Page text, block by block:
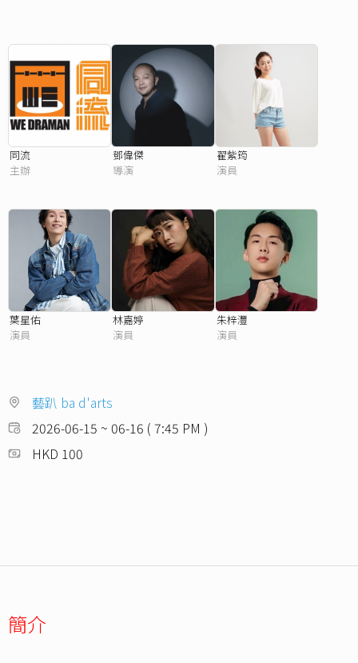
同流
主辦
鄧偉傑
導演
翟紫筠
演員
葉星佑
演員
林嘉婷
演員
朱梓灃
演員
藝趴 ba d'arts
2026-06-15 ~ 06-16 ( 7:45 PM )
HKD 100
簡介